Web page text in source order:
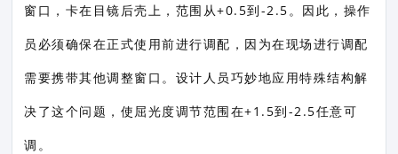
窗口，卡在目镜后壳上，范围从+0.5到-2.5。因此，操作
员必须确保在正式使用前进行调配，因为在现场进行调配
需要携带其他调整窗口。设计人员巧妙地应用特殊结构解
决了这个问题，使屈光度调节范围在+1.5到-2.5任意可
调。